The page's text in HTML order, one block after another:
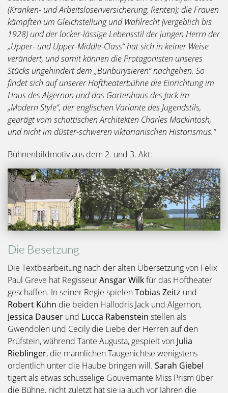
(Kranken- und Arbeitslosenversicherung, Renten); die Frauen
kämpften um Gleichstellung und Wahlrecht (vergeblich bis
1928) und der locker-lässige Lebensstil der jungen Herrn der
„Upper- und Upper-Middle-Class“ hat sich in keiner Weise
verändert, und somit können die Protagonisten unseres
Stücks ungehindert dem „Bunburysieren“ nachgehen. So
findet sich auf unserer Hoftheaterbühne die Einrichtung im
Haus des Algernon und das Gartenhaus des Jack im
„Modern Style“, der englischen Variante des Jugendstils,
geprägt vom schottischen Architekten Charles Mackintosh,
und nicht im düster-schweren viktorianischen Historismus.“
Bühnenbildmotiv aus dem 2. und 3. Akt:
Die Besetzung
Die Textbearbeitung nach der alten Übersetzung von Felix
Paul Greve hat RegisseurAnsgar Wilkfür das Hoftheater
geschaffen. In seiner Regie spielenTobias Zeitz und
Robert Kühn die beiden Hallodris Jack und Algernon,
Jessica Dauser und Lucca Rabenstein stellen als
Gwendolen und Cecily die Liebe der Herren auf den
Prüfstein, während Tante Augusta, gespielt von Julia
Rieblinger, die männlichen Taugenichtse wenigstens
ordentlich unter die Haube bringen will. Sarah Giebel
tigert als etwas schusselige Gouvernante Miss Prism über
die Bühne, nicht zuletzt hat sie ja auch vor Jahren die